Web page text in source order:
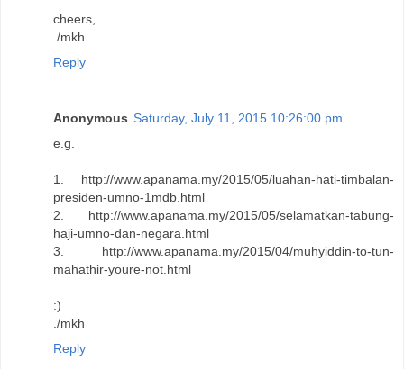
cheers,
./mkh
Reply
Anonymous Saturday, July 11, 2015 10:26:00 pm
e.g.
1. http://www.apanama.my/2015/05/luahan-hati-timbalan-
presiden-umno-1mdb.html
2. http://www.apanama.my/2015/05/selamatkan-tabung-
haji-umno-dan-negara.html
3. http://www.apanama.my/2015/04/muhyiddin-to-tun-
mahathir-youre-not.html
:)
./mkh
Reply